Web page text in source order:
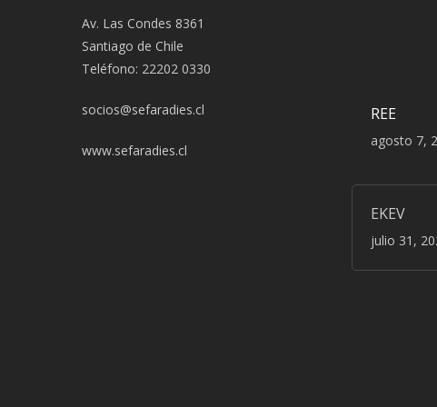
Av. Las Condes 8361
Santiago de Chile
Teléfono: 22202 0330
socios@sefaradies.cl
www.sefaradies.cl
REE
agosto 7,
EKEV
julio 31,